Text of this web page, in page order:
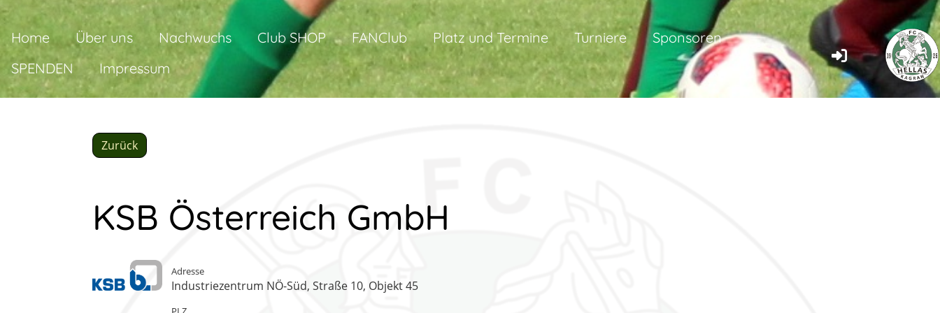
Home Über uns Nachwuchs Club SHOP FANClub Platz und Termine Turniere
Sponsoren
SPENDEN
Impressum
Zurück
KSB Österreich GmbH
Adresse
Industriezentrum NÖ-Süd, Straße 10, Objekt 45